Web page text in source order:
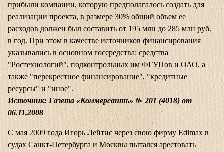
прибыли компании, которую предполагалось создать для
реализации проекта, в размере 30% общий объем ее
расходов должен был составить от 195 млн до 285 млн руб.
в год. При этом в качестве источников финансирования
указывались в основном госсредства: средства
"Ростехнологий", подконтрольных им ФГУПов и ОАО, а
также "перекрестное финансирование", "кредитные
ресурсы" и "иное".
Источник: Газета «Коммерсантъ» № 201 (4018) от
06.11.2008
С мая 2009 года Игорь Лейтис через свою фирму Edimax в
судах Санкт-Петербурга и Москвы пытался арестовать